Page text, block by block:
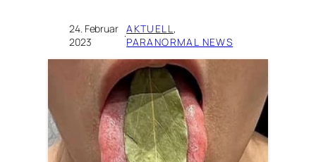
24. Februar
2023
·AKTUELL
PARANORMAL NEWS